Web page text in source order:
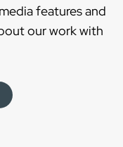
features and
our work with